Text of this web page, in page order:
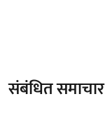
संबंधित समाचार